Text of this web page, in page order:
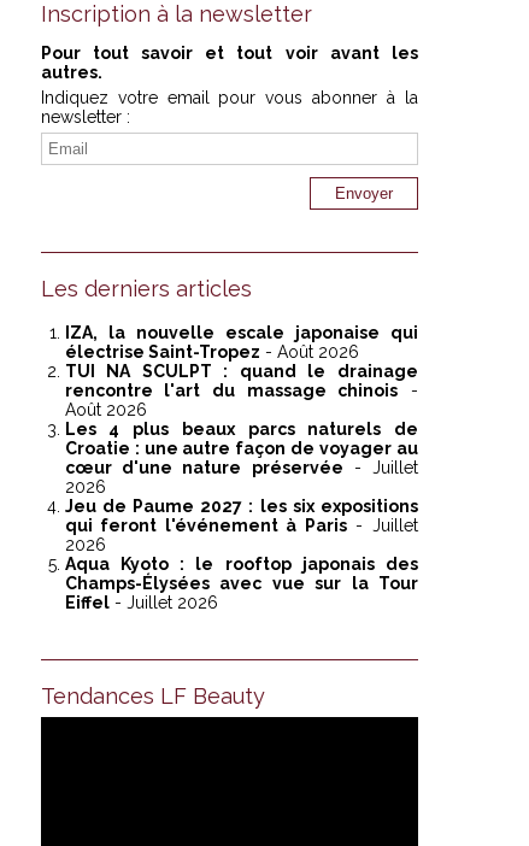
Inscription à la newsletter
Pour tout savoir et tout voir avant les
autres.
Indiquez votre email pour vous abonner à la
newsletter :
Les derniers articles
IZA, la nouvelle escale japonaise qui
électrise Saint-Tropez - Août 2026
TUI NA SCULPT : quand le drainage
rencontre l'art du massage chinois -
Août 2026
Les 4 plus beaux parcs naturels de
Croatie : une autre façon de voyager au
cœur d'une nature préservée - Juillet
2026
Jeu de Paume 2027 : les six expositions
qui feront l'événement à Paris- Juillet
2026
Aqua Kyoto : le rooftop japonais des
Champs-Élysées avec vue sur la Tour
Eiffel- Juillet 2026
Tendances LF Beauty